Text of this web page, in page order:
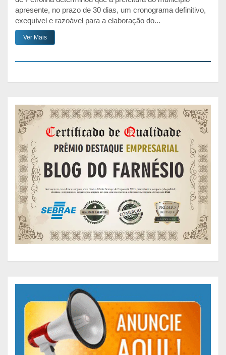
apresente, no prazo de 30 dias, um cronograma definitivo,
exequível e razoável para a elaboração do...
Ver Mais